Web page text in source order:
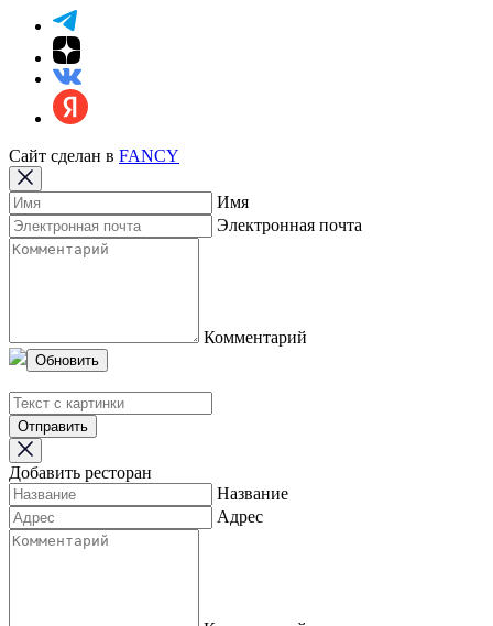
Сайт сделан в FANCY
Имя
Электронная почта
Комментарий
Обновить
Отправить
Добавить ресторан
Название
Адрес